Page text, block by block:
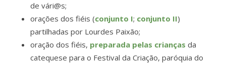
de vári@s;
orações dos fiéis (conjunto I; conjunto II)
partilhadas por Lourdes Paixão;
oração dos fiéis, preparada pelas crianças da
catequese para o Festival da Criação, paróquia do